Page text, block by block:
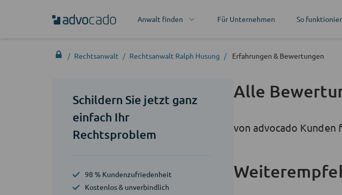
Anwalt finden Für Unternehmen So
Rechtsanwalt Rechtsanwalt Ralph Husung Erfahrungen & Bewertungen
Schildern Sie jetzt ganz
einfach Ihr
Rechtsproblem
98 % Kundenzufriedenheit
Kostenlos & unverbindlich
Alle
von advocado Kunden